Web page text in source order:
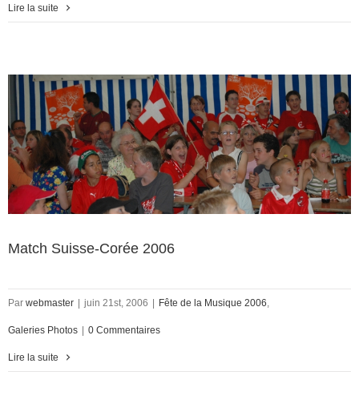
Lire la suite
Match Suisse-Corée 2006
Par webmaster juin 21st, 2006 Fête de la Musique 2006,
Galeries Photos 0 Commentaires
Lire la suite